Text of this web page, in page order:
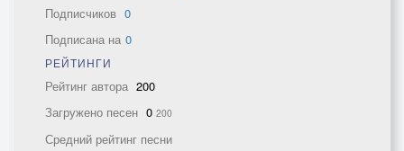
Подписчиков 0
Подписана на 0
РЕЙТИНГИ
Рейтинг автора 200
Загружено песен 0 200
Средний рейтинг песни